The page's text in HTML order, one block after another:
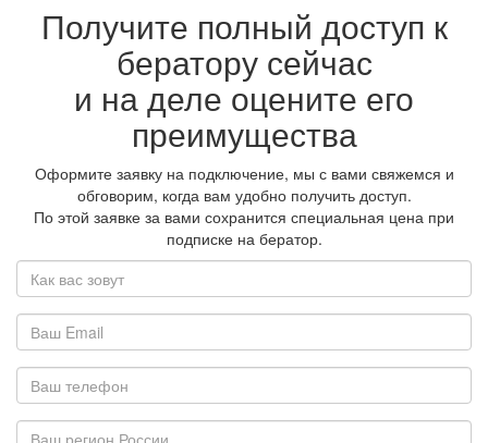
Получите полный доступ к
бератору сейчас
и на деле оцените его
преимущества
Оформите заявку на подключение, мы с вами свяжемся и
обговорим, когда вам удобно получить доступ.
По этой заявке за вами сохранится специальная цена при
подписке на бератор.